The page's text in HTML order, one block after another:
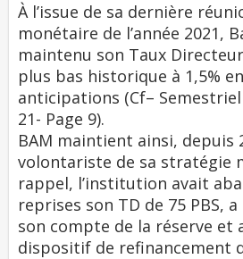
À l’issue de sa dernière
monétaire de l’année 2021,
maintenu son Taux
plus bas historique à 1,5%
anticipations (Cf– Semestriel
21- Page 9).
BAM maintient ainsi, depuis
volontariste de sa stratégie
rappel, l’institution avait
reprises son TD de 75 PBS,
son compte de la réserve et
dispositif de refinancement